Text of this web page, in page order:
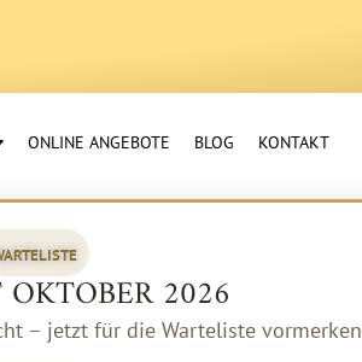
ONLINE ANGEBOTE BLOG KONTAKT
OKTOBER 2026
– jetzt für die Warteliste vormerken